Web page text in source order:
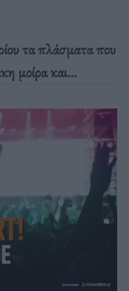
τα πλάσματα που
μοίρα και